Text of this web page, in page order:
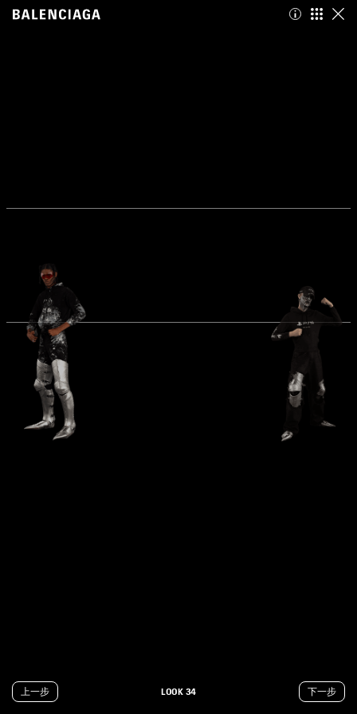
Balenciaga
LOOK 34
上⼀步 下一步